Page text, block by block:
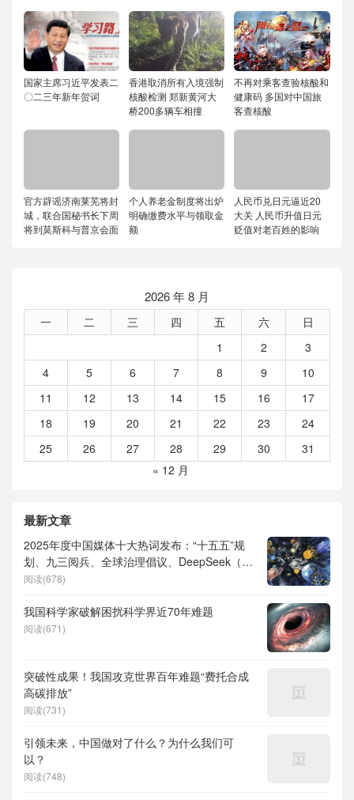
国家主席习近平发表二
〇二三年新年贺词
香港取消所有入境强制
核酸检测 郑新黄河大
桥200多辆车相撞
不再对乘客查验核酸和
健康码 多国对中国旅
客查核酸
官方辟谣济南莱芜将封
城，联合国秘书长下周
将到莫斯科与普京会面
个人养老金制度将出炉
明确缴费水平与领取金
额
人民币兑日元逼近20
大关 人民币升值日元
贬值对老百姓的影响
2026 年 8 月
一 二 三 四 五 六
日
1
2
3
4
5 6 7 8 9
10
11
12 13 14 15 16
17
18
19 20 21 22 23
24
25
26 27 28 29 30
31
« 12 月
最新文章
2025年度中国媒体十大热词发布：“十五五”规
划、九三阅兵、全球治理倡议、DeepSeek（深
度求索）、人形机器人、苏超、票根经济、育
阅读(678)
我国科学家破解困扰科学界近70年难题
阅读(671)
突破性成果！我国攻克世界百年难题“费托合成
高碳排放”
阅读(731)
引领未来，中国做对了什么？为什么我们可
以？
阅读(748)